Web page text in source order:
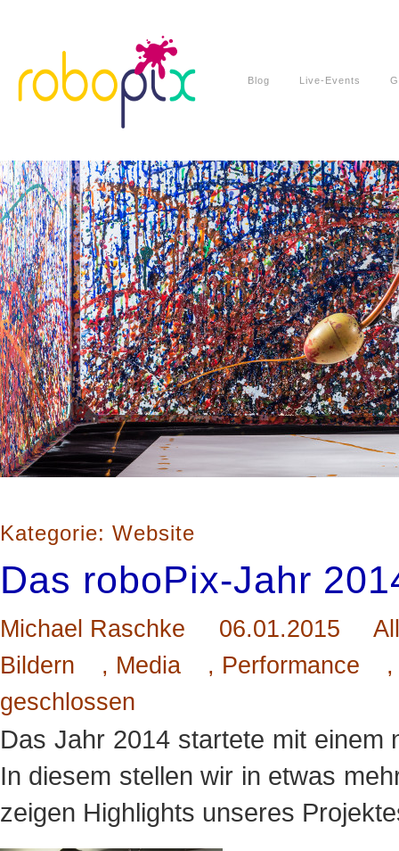
Blog Live-Events
Kategorie: Website
Das roboPix-Jahr
Michael Raschke 06.01.2015
Bildern
, Media , Performance
geschlossen
Das Jahr 2014 startete mit einem
In diesem stellen wir in etwas
zeigen Highlights unseres